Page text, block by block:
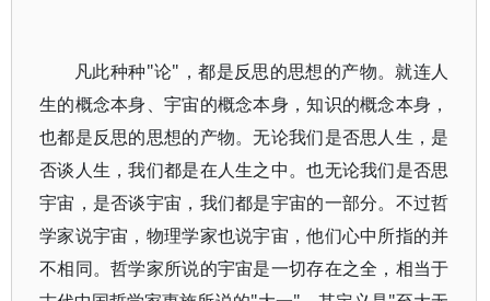
凡此种种"论"，都是反思的思想的产物。就连人
生的概念本身、宇宙的概念本身，知识的概念本身，
也都是反思的思想的产物。无论我们是否思人生，是
否谈人生，我们都是在人生之中。也无论我们是否思
宇宙，是否谈宇宙，我们都是宇宙的一部分。不过哲
学家说宇宙，物理学家也说宇宙，他们心中所指的并
不相同。哲学家所说的宇宙是一切存在之全，相当于